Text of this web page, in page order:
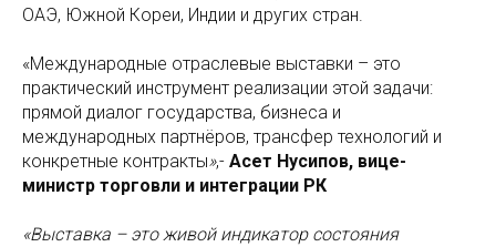
ОАЭ, Южной Кореи, Индии и других стран.
«Международные отраслевые выставки – это
практический инструмент реализации этой задачи:
прямой диалог государства, бизнеса и
международных партнёров, трансфер технологий и
конкретные контракты»,- Асет Нусипов, вице-
министр торговли и интеграции РК
«Выставка – это живой индикатор состояния